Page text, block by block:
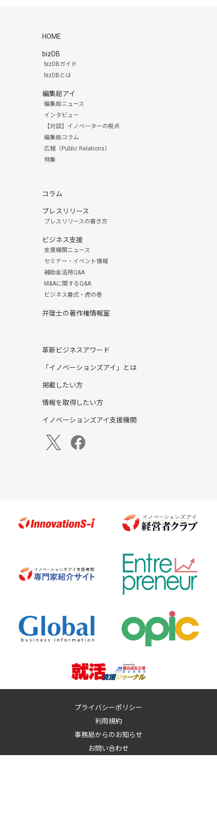
HOME
bizDB
bizDBガイド
bizDBとは
編集局アイ
編集局ニュース
インタビュー
【対談】イノベーターの視点
編集局コラム
広報（Public Relations）
特集
コラム
プレスリリース
プレスリリースの書き方
ビジネス支援
支援機関ニュース
セミナー・イベント情報
補助金活用Q&A
M&Aに関するQ&A
ビジネス書式・虎の巻
弁理士の著作権情報室
革新ビジネスアワード
「イノベーションズアイ」とは
掲載したい方
情報を取得したい方
イノベーションズアイ支援機関
プライバシーポリシー
利用規約
事務局からのお知らせ
お問い合わせ